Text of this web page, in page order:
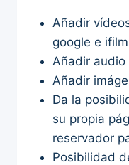
Añadir
google e ifilm
Añadir audio
Añadir
Da la
su propia
reservador
Posibilidad